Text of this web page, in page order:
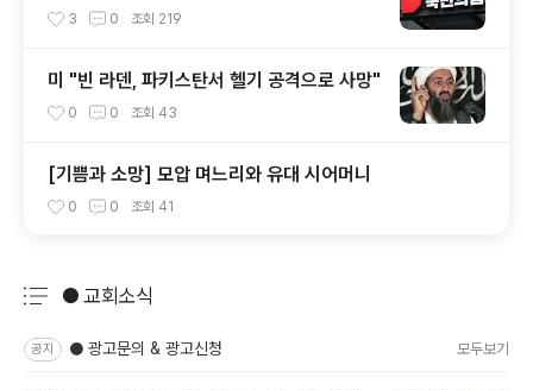
선 참패와 윤석열이 ‘폭주 기폭제’
3 0 조회 219
미 "빈 라덴, 파키스탄서 헬기 공격으로 사망"
0 0 조회 43
[기쁨과 소망] 모압 며느리와 유대 시어머니
0 0 조회 41
● 교회소식
공지 ● 광고문의 & 광고신청 모두보기